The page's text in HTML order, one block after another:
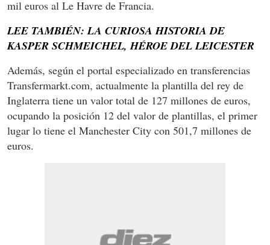
mil euros al Le Havre de Francia.
LEE TAMBIÉN: LA CURIOSA HISTORIA DE
KASPER SCHMEICHEL, HÉROE DEL LEICESTER
Además, según el portal especializado en transferencias
Transfermarkt.com, actualmente la plantilla del rey de
Inglaterra tiene un valor total de 127 millones de euros,
ocupando la posición 12 del valor de plantillas, el primer
lugar lo tiene el Manchester City con 501,7 millones de
euros.